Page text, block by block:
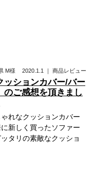
M様 2020.1.1 ｜ 商品レビュー
ッションカバー/バー
のご感想を頂きまし
れなクッションカバー
新しく買ったソファー
タリの素敵なクッショ